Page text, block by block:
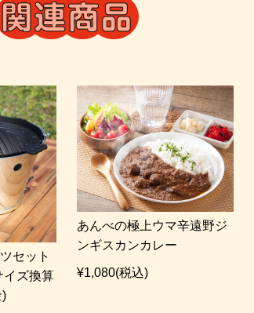
セット
イズ換算
あんべの極上ウマ辛遠野ジ
ンギスカンカレー
¥1,080(税込)